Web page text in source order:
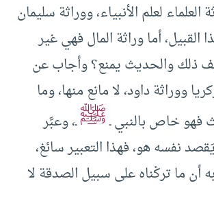
العلماء لعلم الأنبياء، ووراثة سليمان
أما وراثة المال فهي غير
ذلك والحديث يمنع؟ وأجاب عن
ووراثة داود، لا مانع منها، وما
خاص بالنبي ـﷺـ، وعبَّر
نفسه هو، فهذا التعبير سائغ،
أن ما تركْناه على سبيل الصدقة لا